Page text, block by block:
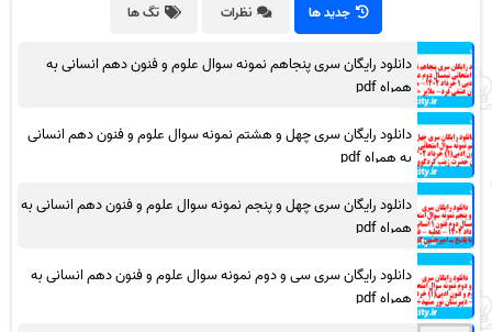
جدید ها نظرات تگ ها
دانلود رایگان سری پنجاهم نمونه سوال علوم و فنون دهم انسانی به
همراه pdf
دانلود رایگان سری چهل و هشتم نمونه سوال علوم و فنون دهم انسانی
به همراه pdf
دانلود رایگان سری چهل و پنجم نمونه سوال علوم و فنون دهم انسانی به
همراه pdf
دانلود رایگان سری سی و دوم نمونه سوال علوم و فنون دهم انسانی به
همراه pdf